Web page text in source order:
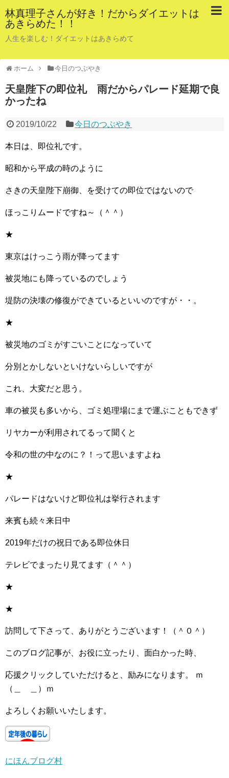
林真理子さんが好き！だからダイエットは
あきらめた！！
人生を楽しむ！ダイエットはあきらめて
ホーム 今日のつぶやき
天皇陛下の即位礼 雨だからパレード延期で良
かったね
2019/10/22 今日のつぶやき
本日は、即位礼です。
昭和から平成の時のように
さきの天皇陛下崩御、を受けての即位ではないので
ほっこりムードですね～（＾＾）
★
東京はけっこう雨が降ってます
被災地にも降っているのでしょう
堤防の決壊の修復ができているといいのですが・・。
★
被災地のゴミがすごいことになっていて
分別とかしないといけないらしいですが
これ、大変だと思う。
車の被災も多いから、ゴミ処理場にまで運ぶこともできず
リヤカーが利用されてるって聞くと
令和の世の中なのに？！って思いますよね
★
パレードはないけど即位礼は挙行されます
来賓も続々来日中
2019年だけの祝日である即位休日
テレビでまったり見てます（＾＾）
★
★
訪問して下さって、ありがとうございます！（＾０＾）
このブログ記事が、お役に立ったり、面白かった時、
応援クリックしていただけると、励みになります。 ｍ
（＿ ＿）ｍ
よろしくお願いいたします。
にほんブログ村